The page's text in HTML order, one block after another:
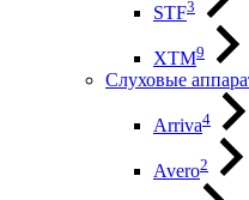
STF3
XTM9
Слуховые
Arriva4
Avero2